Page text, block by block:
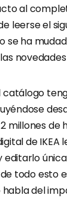
al
leerse el
se ha
novedades
catálogo
millones de
de IKEA
editarlo
todo esto
del